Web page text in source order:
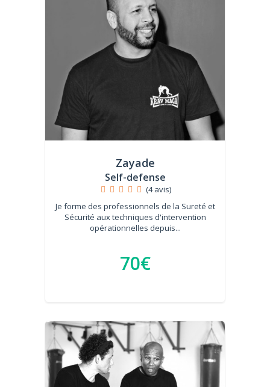
Zayade
Self-defense
(4 avis)
Je forme des professionnels de la Sureté et
Sécurité aux techniques d'intervention
opérationnelles depuis...
70€